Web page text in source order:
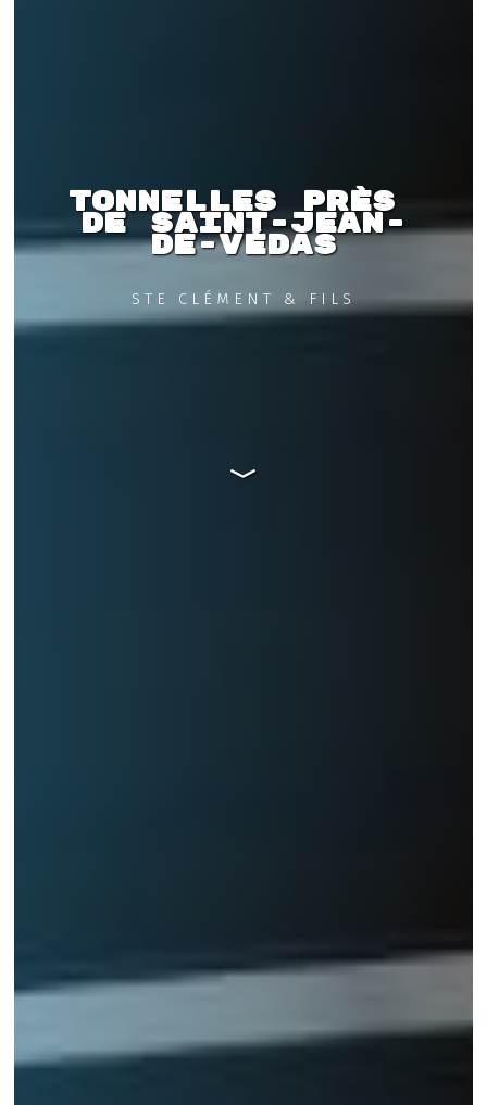
Tonnelles près
de Saint-Jean-
de-Védas
STE CLÉMENT & FILS